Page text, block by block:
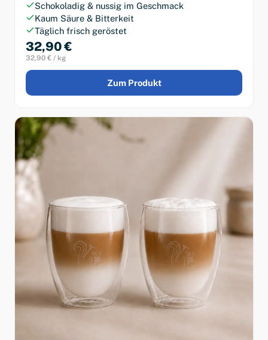
Schokoladig & nussig im Geschmack
Kaum Säure & Bitterkeit
Täglich frisch geröstet
32,90 €
32,90 € / kg
Zum Produkt